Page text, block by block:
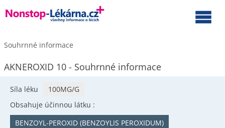
Souhrnné informace
AKNEROXID 10 - Souhrnné informace
Síla léku
100MG/G
Obsahuje účinnou látku :
BENZOYL-PEROXID (BENZOYLIS PEROXIDUM)